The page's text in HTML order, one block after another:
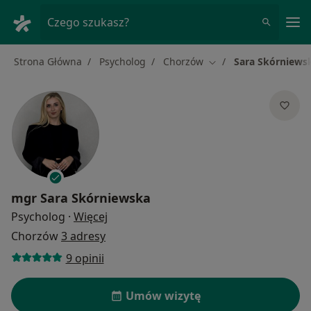
Czego szukasz?
Strona Główna Psycholog Chorzów Zmień miasto
Sara
mgr Sara Skórniewska
Psycholog · Więcej
Chorzów3 adresy
9 opinii
Umów wizytę